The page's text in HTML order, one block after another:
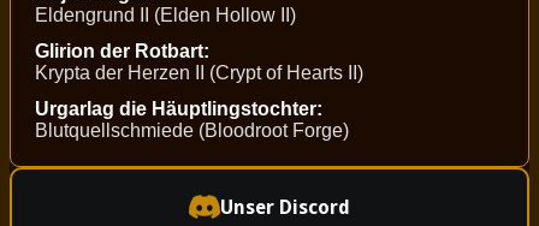
Eldengrund II (Elden Hollow II)
Glirion der Rotbart:
Krypta der Herzen II (Crypt of Hearts II)
Urgarlag die Häuptlingstochter:
Blutquellschmiede (Bloodroot Forge)
Unser Discord